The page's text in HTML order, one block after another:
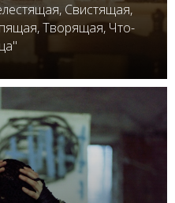
Свистящая,
Творящая, Что-